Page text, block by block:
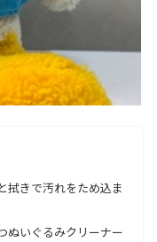
拭きで汚れをため込ま
ぬいぐるみクリーナー